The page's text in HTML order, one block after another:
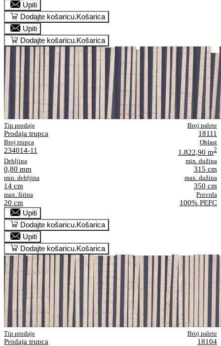
Upiti
Dodajte košaricu.Košarica
Upiti
Dodajte košaricu.Košarica
Tip prodaje
Prodaja trupca
Broj palete
18111
Broj trupca
234014-11
Oblast
1.822,90 m2
Debljina
0,80 mm
min. dužina
315 cm
min. debljina
14 cm
max. dužina
350 cm
max. širina
20 cm
Potvrda
100% PEFC
Upiti
Dodajte košaricu.Košarica
Upiti
Dodajte košaricu.Košarica
Tip prodaje
Prodaja trupca
Broj palete
18104